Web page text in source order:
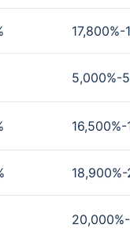
17,800%-
5,000%-